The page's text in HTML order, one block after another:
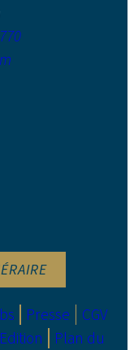
Presse
CGV
Edition
Plan du